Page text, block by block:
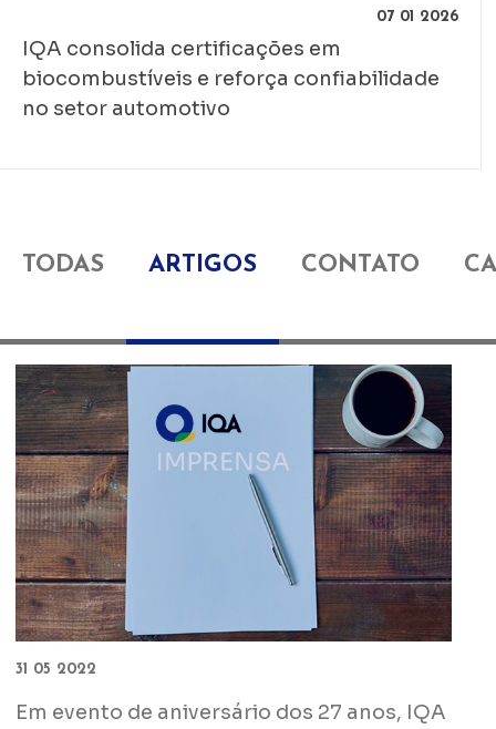
07 01 2026
IQA consolida certificações em
biocombustíveis e reforça confiabilidade
no setor automotivo
TODAS ARTIGOS CONTATO
31 05 2022
Em evento de aniversário dos 27 anos, IQA